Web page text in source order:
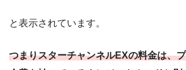
と表示されています。
つまりスターチャンネルEXの料金は、